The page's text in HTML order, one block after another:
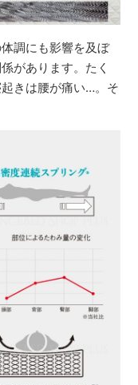
調にも影響を及ぼ
があります。たく
きは腰が痛い…。そ